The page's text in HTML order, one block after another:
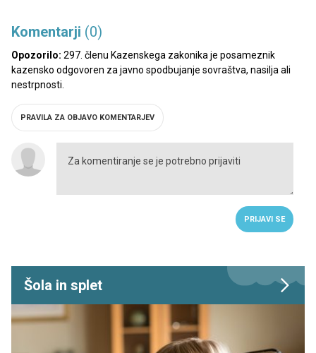
Komentarji (0)
Opozorilo: 297. členu Kazenskega zakonika je posameznik
kazensko odgovoren za javno spodbujanje sovraštva, nasilja ali
nestrpnosti.
PRAVILA ZA OBJAVO KOMENTARJEV
PRIJAVI SE
Šola in splet